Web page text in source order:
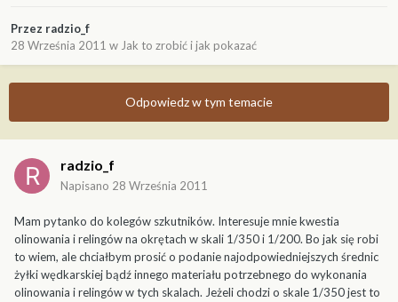
Przez radzio_f
28 Września 2011 w Jak to zrobić i jak pokazać
Odpowiedz w tym temacie
radzio_f
Napisano 28 Września 2011
Mam pytanko do kolegów szkutników. Interesuje mnie kwestia
olinowania i relingów na okrętach w skali 1/350 i 1/200. Bo jak się robi
to wiem, ale chciałbym prosić o podanie najodpowiedniejszych średnic
żyłki wędkarskiej bądź innego materiału potrzebnego do wykonania
olinowania i relingów w tych skalach. Jeżeli chodzi o skale 1/350 jest to